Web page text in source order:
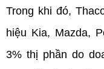
Trong khi đó,
hiệu Kia, Mazda,
3% thị phần do